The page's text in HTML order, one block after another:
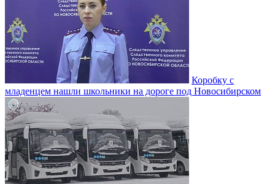
Коробку с
младенцем нашли школьники на дороге под Новосибирском